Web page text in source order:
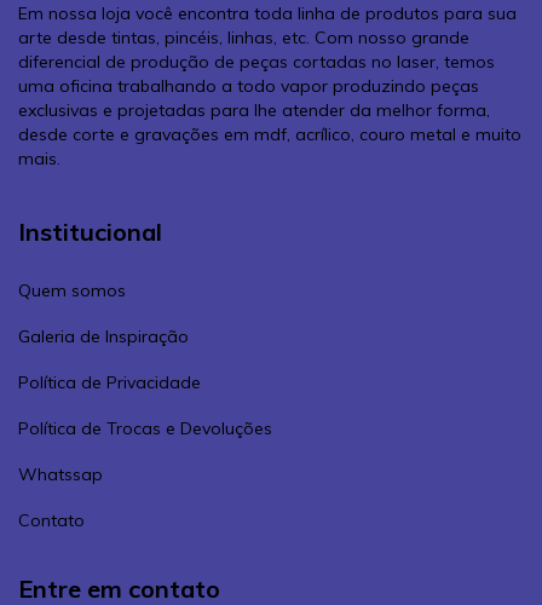
Em nossa loja você encontra toda linha de produtos para sua
arte desde tintas, pincéis, linhas, etc. Com nosso grande
diferencial de produção de peças cortadas no laser, temos
uma oficina trabalhando a todo vapor produzindo peças
exclusivas e projetadas para lhe atender da melhor forma,
desde corte e gravações em mdf, acrílico, couro metal e muito
mais.
Institucional
Quem somos
Galeria de Inspiração
Política de Privacidade
Política de Trocas e Devoluções
Whatssap
Contato
Entre em contato